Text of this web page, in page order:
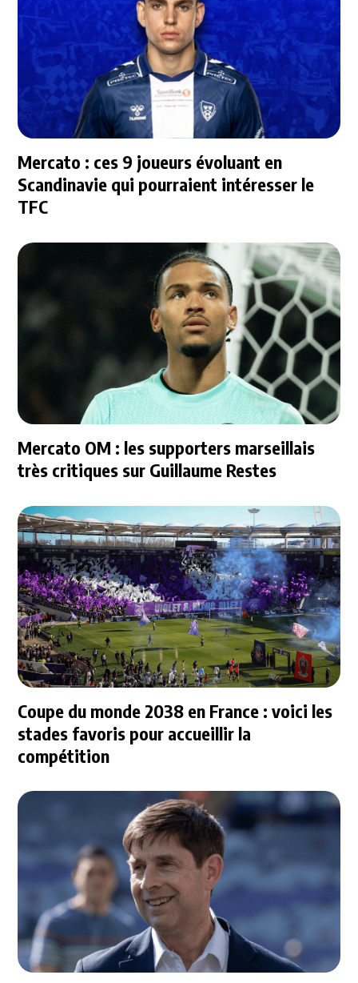
Mercato : ces 9 joueurs évoluant en
Scandinavie qui pourraient intéresser le
TFC
Mercato OM : les supporters marseillais
très critiques sur Guillaume Restes
Coupe du monde 2038 en France : voici les
stades favoris pour accueillir la
compétition